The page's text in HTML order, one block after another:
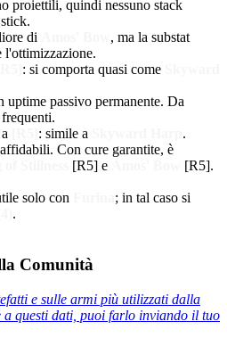
proiettili, quindi nessuno stack
di
, ma la substat
l'ottimizzazione.
: si comporta quasi come
uptime passivo permanente. Da
a : simile a
.
Con cure garantite, è
[R5] e [R5].
solo con
; in tal caso si
.
Comunità
e sulle armi più utilizzati dalla
questi dati, puoi farlo inviando il tuo